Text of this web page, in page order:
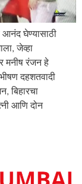
घेण्यासाठी
जेव्हा
मनीष रंजन हे
दहशतवादी
बिहारचा
आणि दोन